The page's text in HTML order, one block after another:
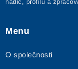
hadic, profilů a
Menu
O společnosti